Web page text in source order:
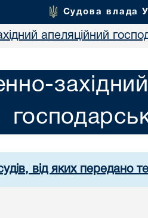
Судова влада
апеляційний
від яких передано